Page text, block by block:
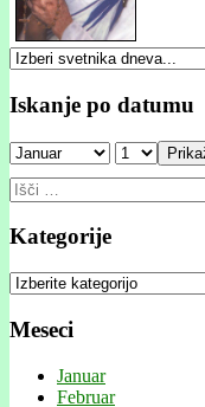
Iskanje po datumu
Išči:
Kategorije
Kategorije
Meseci
Januar
Februar